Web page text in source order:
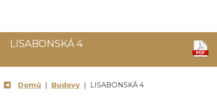
LISABONSKÁ 4
Domů | Budovy| LISABONSKÁ 4